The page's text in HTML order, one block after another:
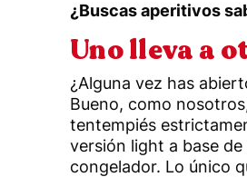
¿Buscas aperitivos
Uno lleva a
¿Alguna vez has
Bueno, como
tentempiés
versión light a base de
congelador. Lo único